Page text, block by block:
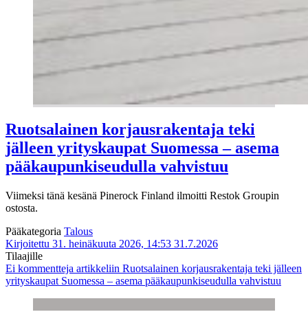
Ruotsalainen korjausrakentaja teki
jälleen yrityskaupat Suomessa – asema
pääkaupunkiseudulla vahvistuu
Viimeksi tänä kesänä Pinerock Finland ilmoitti Restok Groupin
ostosta.
Pääkategoria Talous
Kirjoitettu 31. heinäkuuta 2026, 14:53 31.7.2026
Tilaajille
Ei kommentteja artikkeliin Ruotsalainen korjausrakentaja teki jälleen
yrityskaupat Suomessa – asema pääkaupunkiseudulla vahvistuu